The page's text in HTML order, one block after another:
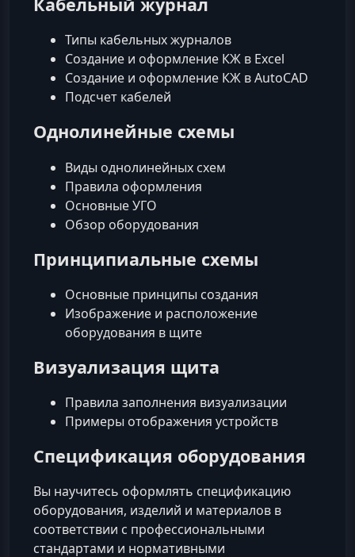
Типы кабельных журналов
Создание и оформление КЖ в Excel
Создание и оформление КЖ в AutoCAD
Подсчет кабелей
Однолинейные схемы
Виды однолинейных схем
Правила оформления
Основные УГО
Обзор оборудования
Принципиальные схемы
Основные принципы создания
Изображение и расположение
оборудования в щите
Визуализация щита
Правила заполнения визуализации
Примеры отображения устройств
Спецификация оборудования
Вы научитесь оформлять спецификацию
оборудования, изделий и материалов в
соответствии с профессиональными
стандартами и нормативными